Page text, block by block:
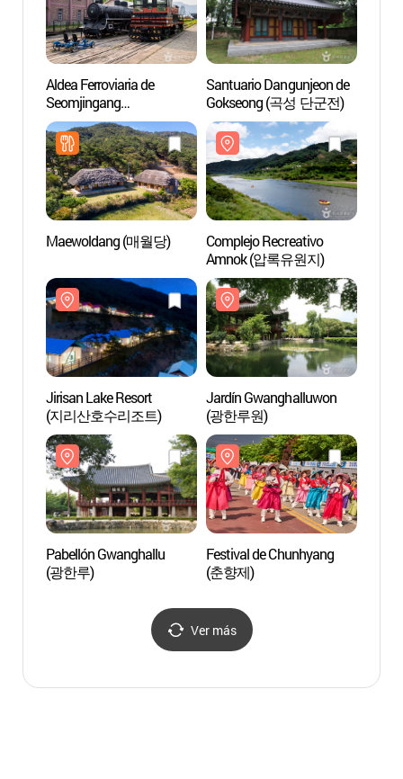
Aldea Ferroviaria de
Seomjingang
(섬진강기차마을)
Santuario Dangunjeon de
Gokseong (곡성 단군전)
Maewoldang (매월당)
Complejo Recreativo
Amnok (압록유원지)
Jirisan Lake Resort
(지리산호수리조트)
Jardín Gwanghalluwon
(광한루원)
Pabellón Gwanghallu
(광한루)
Festival de Chunhyang
(춘향제)
Ver más